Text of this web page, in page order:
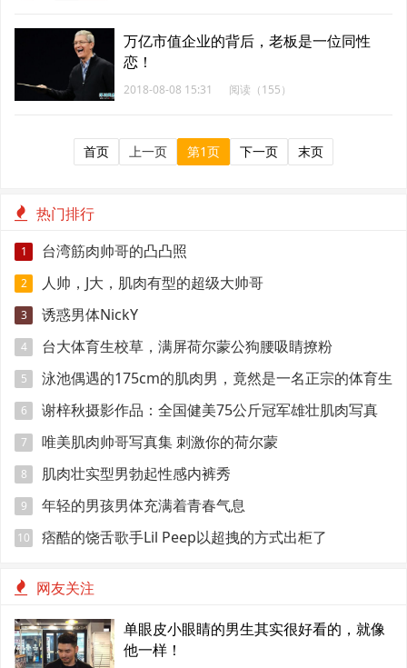
万亿市值企业的背后，老板是一位同性
恋！
2018-08-08 15:31 阅读（155）
首页 上一页 第1页 下一页 末页
热门排行
1 台湾筋肉帅哥的凸凸照
2 人帅，J大，肌肉有型的超级大帅哥
3 诱惑男体NickY
4 台大体育生校草，满屏荷尔蒙公狗腰吸睛撩粉
5 泳池偶遇的175cm的肌肉男，竟然是一名正宗的体育生
6 谢梓秋摄影作品：全国健美75公斤冠军雄壮肌肉写真
7 唯美肌肉帅哥写真集 刺激你的荷尔蒙
8 肌肉壮实型男勃起性感内裤秀
9 年轻的男孩男体充满着青春气息
10 痞酷的饶舌歌手Lil Peep以超拽的方式出柜了
网友关注
单眼皮小眼睛的男生其实很好看的，就像
他一样！